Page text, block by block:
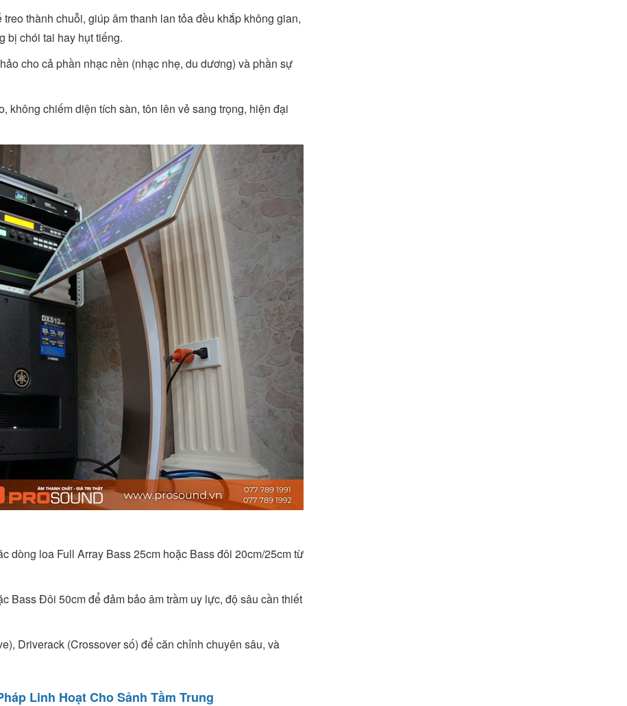
thành chuỗi, giúp âm thanh lan tỏa đều khắp không gian,
bị chói tai hay hụt tiếng.
cho cả phần nhạc nền (nhạc nhẹ, du dương) và phần sự
không chiếm diện tích sàn, tôn lên vẻ sang trọng, hiện đại
dòng loa Full Array Bass 25cm hoặc Bass đôi 20cm/25cm từ
Bass Đôi 50cm để đảm bảo âm trầm uy lực, độ sâu cần thiết
Driverack (Crossover số) để căn chỉnh chuyên sâu, và
Linh Hoạt Cho Sảnh Tầm Trung